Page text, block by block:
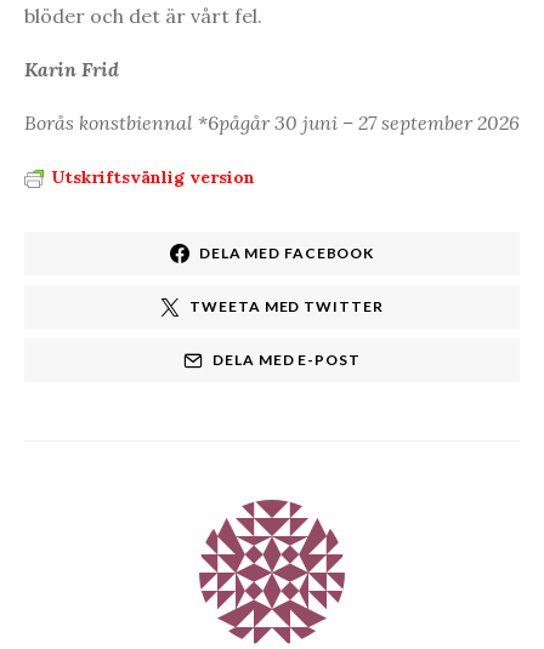
blöder och det är vårt fel.
Karin Frid
Borås konstbiennal *6pågår 30 juni – 27 september 2026
Utskriftsvänlig version
DELA MED FACEBOOK
TWEETA MED TWITTER
DELA MED E-POST